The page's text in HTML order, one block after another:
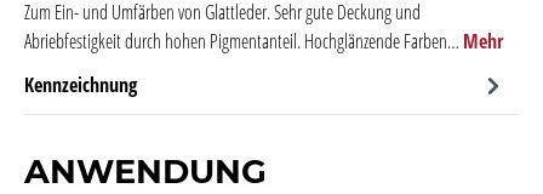
Zum Ein- und Umfärben von Glattleder. Sehr gute Deckung und
Abriebfestigkeit durch hohen Pigmentanteil. Hochglänzende Farben… Mehr
Kennzeichnung
ANWENDUNG